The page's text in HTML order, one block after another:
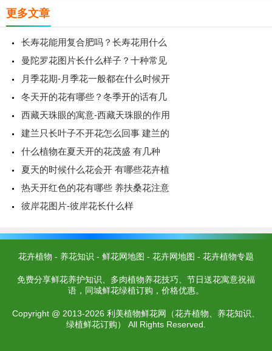
更多文章
长寿花能用复合肥吗？长寿花用什么
曼陀罗花图片长什么样子？十种常见
月季花期-月季花一般都在什么时候开
冬天开的花有哪些？冬季开的话有几
西藏天珠眼的寓意-西藏天珠眼的作用
建兰只长叶子不开花怎么回事 建兰的
什么植物在夏天开的花茂盛 有几种
夏天的时候什么花会开 有哪些花卉植
热天开红色的花有哪些 养扶桑花注意
彼岸花图片-彼岸花长什么样
花卉植物 - 养花知识 - 鲜花网地图 - 花卉网地图 - 花卉植物专题
免费分享鲜花养护知识、多肉植物养花技巧、节日送花寓意祝福
语，同城鲜花绿植订购，价格优惠。
Copyright @ 2013-2026 利美植物鲜花网（花卉植物、养花知识、
绿植鲜花订购） All Rights Reserved.